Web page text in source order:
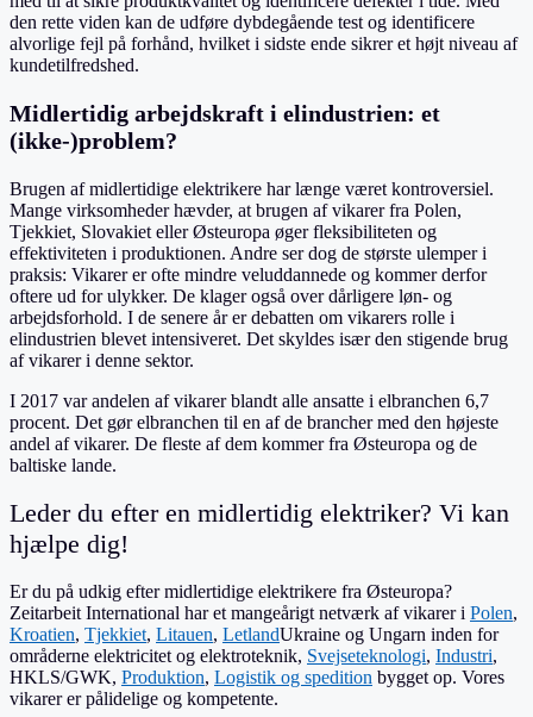
den rette viden kan de udføre dybdegående test og identificere
alvorlige fejl på forhånd, hvilket i sidste ende sikrer et højt niveau af
kundetilfredshed.
Midlertidig arbejdskraft i elindustrien: et
(ikke-)problem?
Brugen af midlertidige elektrikere har længe været kontroversiel.
Mange virksomheder hævder, at brugen af vikarer fra Polen,
Tjekkiet, Slovakiet eller Østeuropa øger fleksibiliteten og
effektiviteten i produktionen. Andre ser dog de største ulemper i
praksis: Vikarer er ofte mindre veluddannede og kommer derfor
oftere ud for ulykker. De klager også over dårligere løn- og
arbejdsforhold. I de senere år er debatten om vikarers rolle i
elindustrien blevet intensiveret. Det skyldes især den stigende brug
af vikarer i denne sektor.
I 2017 var andelen af vikarer blandt alle ansatte i elbranchen 6,7
procent. Det gør elbranchen til en af de brancher med den højeste
andel af vikarer. De fleste af dem kommer fra Østeuropa og de
baltiske lande.
Leder du efter en midlertidig elektriker? Vi kan
hjælpe dig!
Er du på udkig efter midlertidige elektrikere fra Østeuropa?
Zeitarbeit International har et mangeårigt netværk af vikarer i Polen,
Kroatien, Tjekkiet, Litauen, LetlandUkraine og Ungarn inden for
områderne elektricitet og elektroteknik, Svejseteknologi, Industri,
HKLS/GWK, Produktion, Logistik og spedition bygget op. Vores
vikarer er pålidelige og kompetente.